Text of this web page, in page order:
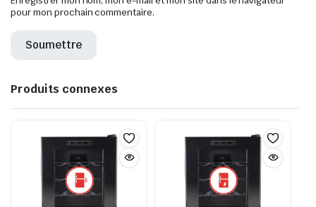
pour mon prochain commentaire.
Produits connexes